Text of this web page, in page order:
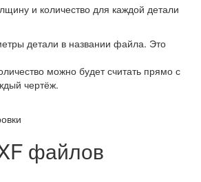
и количество для каждой детали
детали в названии файла. Это
можно будет считать прямо с
чертёж.
файлов